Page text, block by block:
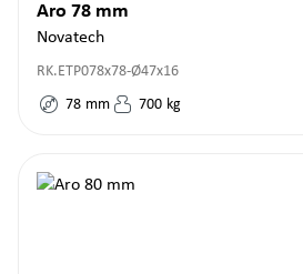
Aro 78 mm
Novatech
RK.ETP078x78-Ø47x16
78 mm 700 kg